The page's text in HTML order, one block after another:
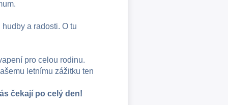
a radosti. O tu
pro celou rodinu.
letnímu zážitku ten
čekají po celý den!